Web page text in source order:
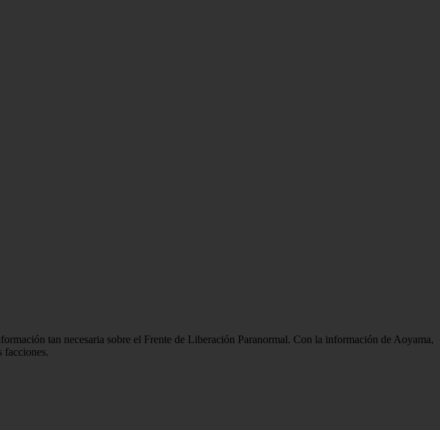
tan necesaria sobre el Frente de Liberación Paranormal. Con la información de Aoyama,
facciones.